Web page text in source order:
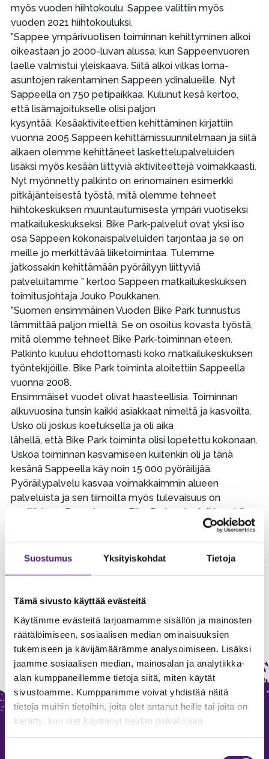
Suostumus Yksityiskohdat Tietoja
Tämä sivusto käyttää evästeitä
Käytämme evästeitä tarjoamamme sisällön ja mainosten
räätälöimiseen, sosiaalisen median ominaisuuksien
tukemiseen ja kävijämäärämme analysoimiseen. Lisäksi
jaamme sosiaalisen median, mainosalan ja analytiikka-
alan kumppaneillemme tietoja siitä, miten käytät
sivustoamme. Kumppanimme voivat yhdistää näitä
tietoja muihin tietoihin, joita olet antanut heille tai joita on
kerätty, kun olet käyttänyt heidän palvelujaan.
myös vuoden hiihtokoulu. Sappee valittiin myös
vuoden 2021 hiihtokouluksi.
”Sappee ympärivuotisen toiminnan kehittyminen alkoi
oikeastaan jo 2000-luvan alussa, kun Sappeenvuoren
laelle valmistui yleiskaava. Siitä alkoi vilkas loma-
asuntojen rakentaminen Sappeen ydinalueille. Nyt
Sappeella on 750 petipaikkaa. Kulunut kesä kertoo,
että lisämajoitukselle olisi paljon
kysyntää. Kesäaktiviteettien kehittäminen kirjattiin
vuonna 2005 Sappeen kehittämissuunnitelmaan ja siitä
alkaen olemme kehittäneet laskettelupalveluiden
lisäksi myös kesään liittyviä aktiviteettejä voimakkaasti.
Nyt myönnetty palkinto on erinomainen esimerkki
pitkäjänteisestä työstä, mitä olemme tehneet
hiihtokeskuksen muuntautumisesta ympäri vuotiseksi
matkailukeskukseksi. Bike Park-palvelut ovat yksi iso
osa Sappeen kokonaispalveluiden tarjontaa ja se on
meille jo merkittävää liiketoimintaa. Tulemme
jatkossakin kehittämään pyöräilyyn liittyviä
palveluitamme ” kertoo Sappeen matkailukeskuksen
toimitusjohtaja Jouko Poukkanen.
”Suomen ensimmäinen Vuoden Bike Park tunnustus
lämmittää paljon mieltä. Se on osoitus kovasta työstä,
mitä olemme tehneet Bike Park-toiminnan eteen.
Palkinto kuuluu ehdottomasti koko matkailukeskuksen
työntekijöille. Bike Park toiminta aloitettiin Sappeella
vuonna 2008.
Ensimmäiset vuodet olivat haasteellisia. Toiminnan
alkuvuosina tunsin kaikki asiakkaat nimeltä ja kasvoilta.
Usko oli joskus koetuksella ja oli aika
lähellä, että Bike Park toiminta olisi lopetettu kokonaan.
Uskoa toiminnan kasvamiseen kuitenkin oli ja tänä
kesänä Sappeella käy noin 15 000 pyöräilijää.
Pyöräilypalvelu kasvaa voimakkaimmin alueen
palveluista ja sen tiimoilta myös tulevaisuus on
positiivinen. Panostamme Bike Park-palveluihin sekä
jatkossakin, tästä hyvänä esimerkkinä on nyt tiistaina
avattu uusi Rollercoaster Bike Park-reitti, joka sai heti
Sappee Bike Park